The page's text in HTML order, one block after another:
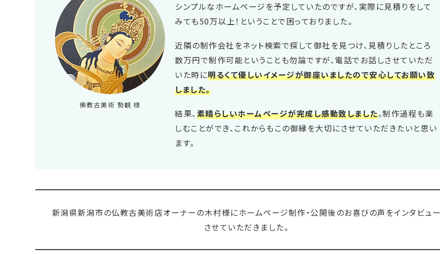
佛教古美術 勢観 様
シンプルなホームページを予定していたのですが、実際に見積りをして
みても50万以上！ということで困っておりました。
近隣の制作会社をネット検索で探して御社を見つけ、見積りしたところ
数万円で制作可能ということも勿論ですが、電話でお話しさせていただ
いた時に明るくて優しいイメージが御座いましたので安心してお願い致
しました。
結果、素晴らしいホームページが完成し感動致しました。制作過程も楽
しむことができ、これからもこの御縁を大切にさせていただきたいと思い
ます。
新潟県新潟市の仏教古美術店オーナーの木村様にホームページ制作・公開後のお喜びの声をインタビュ
させていただきました。